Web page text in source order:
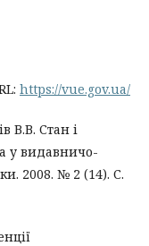
https://vue.gov.ua/
В.В. Стан і
у видавничо-
2008. № 2 (14). С.